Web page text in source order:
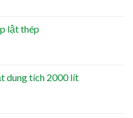
lật thép
dung tích 2000 lít